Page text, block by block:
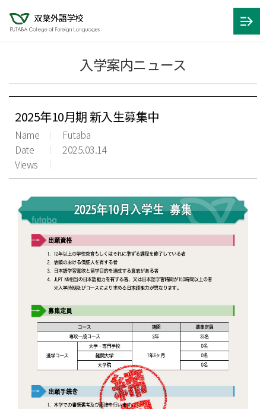
入学案内ニュース
2025年10月期 新入生募集中
Name
Futaba
Date
2025.03.14
Views